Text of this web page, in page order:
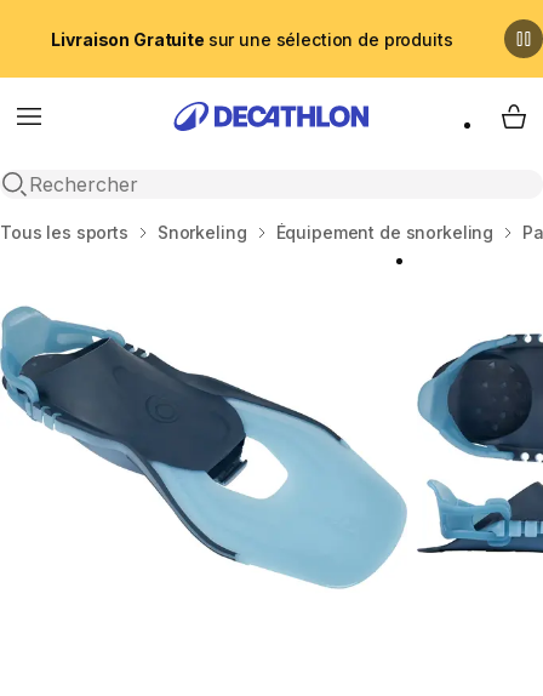
Livraison Gratuite sur une sélection de produits
Menu
Recherche ouverte
My
Accueil
Tous les sports Snorkeling Équipement de snorkeling